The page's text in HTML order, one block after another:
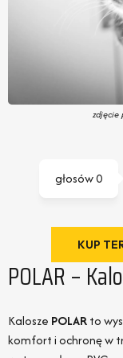
zdjęcie
głosów0
KUP
POLAR –
Kalosze POLARto
komfort i ochronę w